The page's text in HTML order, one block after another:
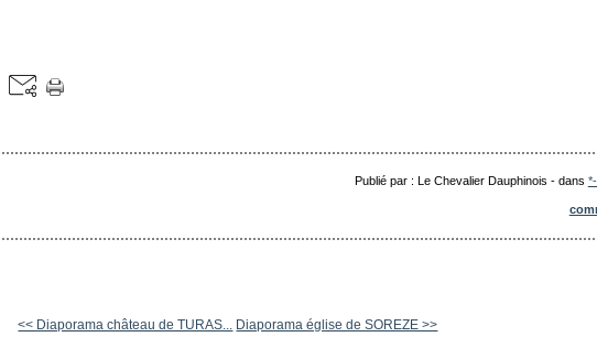
Publié par : Le Chevalier Dauphinois -dans
<< Diaporama château de TURAS... Diaporama église de SOREZE >>